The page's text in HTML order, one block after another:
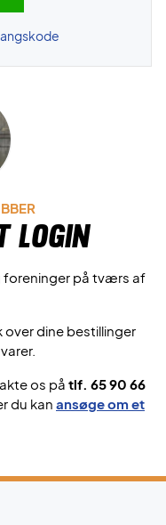
login
foreninger på tværs af
over dine bestillinger
os på tlf. 65 90 66
du kan ansøge om et